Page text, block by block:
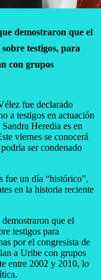
demostraron que el
testigos, para
con grupos
fue declarado
a testigos en actuación
Heredia es en
viernes se conocerá
ser condenado
fue un día “histórico”,
en la historia reciente
que el
testigos para
por el congresista de
a Uribe con grupos
entre 2002 y 2010, lo